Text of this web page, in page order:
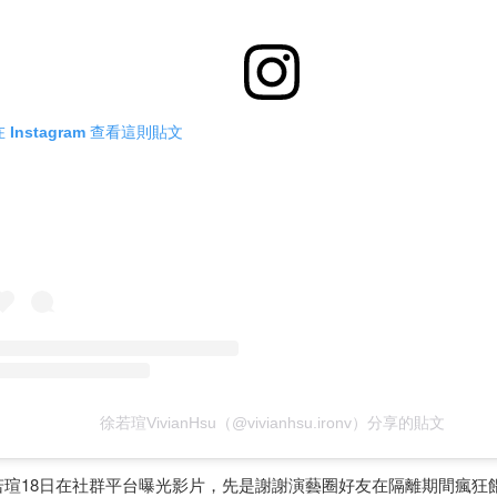
Instagram 查看這則貼文
徐若瑄VivianHsu（@vivianhsu.ironv）分享的貼文
瑄18日在社群平台曝光影片，先是謝謝演藝圈好友在隔離期間瘋